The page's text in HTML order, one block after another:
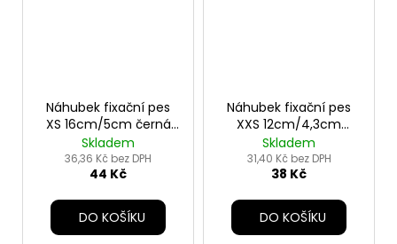
Náhubek fixační pes
XS 16cm/5cm černá
TR
Skladem
36,36 Kč bez DPH
44 Kč
DO KOŠÍKU
Náhubek fixační pes
XXS 12cm/4,3cm
černá TR
Skladem
31,40 Kč bez DPH
38 Kč
DO KOŠÍKU